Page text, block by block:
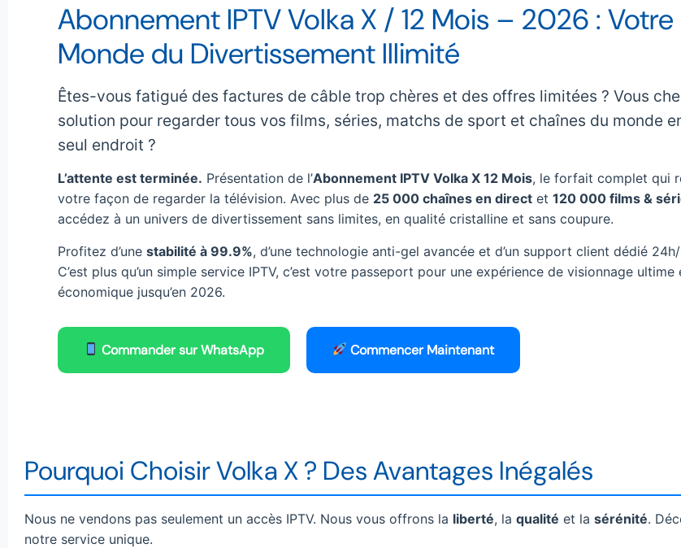
Abonnement IPTV Volka X / 12 Mois – 2026 : Votre
Monde du Divertissement Illimité
Êtes-vous fatigué des factures de câble trop chères et des offres limitées ? Vous
solution pour regarder tous vos films, séries, matchs de sport et chaînes du monde
seul endroit ?
L’attente est terminée. Présentation de l’Abonnement IPTV Volka X 12 Mois, le forfait complet qui
votre façon de regarder la télévision. Avec plus de 25 000 chaînes en direct et 120 000 films &
accédez à un univers de divertissement sans limites, en qualité cristalline et sans coupure.
Profitez d’une stabilité à 99.9%, d’une technologie anti-gel avancée et d’un support client dédié
C’est plus qu’un simple service IPTV, c’est votre passeport pour une expérience de visionnage ultime
économique jusqu’en 2026.
Commander sur WhatsApp Commencer Maintenant
Pourquoi Choisir Volka X ? Des Avantages Inégalés
Nous ne vendons pas seulement un accès IPTV. Nous vous offrons la liberté, la qualité et la sérénité.
notre service unique.